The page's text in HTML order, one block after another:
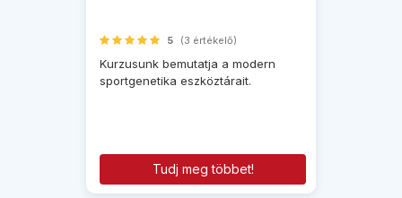
5 (3 értékelő)
Kurzusunk bemutatja a modern
sportgenetika eszköztárait.
Tudj meg többet!